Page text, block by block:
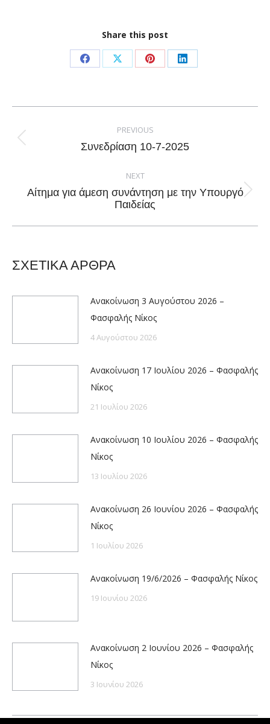
Share this post
Share
Facebook
Share
X
Share
Pinterest
Share
LinkedIn
navigation
PREVIOUS
Previous
Συνεδρίαση 10-7-2025
NEXT
Next
post:
Αίτημα για άμεση συνάντηση με την Υπουργό
Παιδείας
ΣΧΕΤΙΚΑ ΑΡΘΡΑ
Ανακοίνωση 3 Αυγούστου 2026 –
Φασφαλής Νίκος
4 Αυγούστου 2026
Ανακοίνωση 17 Ιουλίου 2026 – Φασφαλής
Νίκος
21 Ιουλίου 2026
Ανακοίνωση 10 Ιουλίου 2026 – Φασφαλής
Νίκος
13 Ιουλίου 2026
Ανακοίνωση 26 Ιουνίου 2026 – Φασφαλής
Νίκος
1 Ιουλίου 2026
Ανακοίνωση 19/6/2026 – Φασφαλής Νίκος
19 Ιουνίου 2026
Ανακοίνωση 2 Ιουνίου 2026 – Φασφαλής
Νίκος
3 Ιουνίου 2026